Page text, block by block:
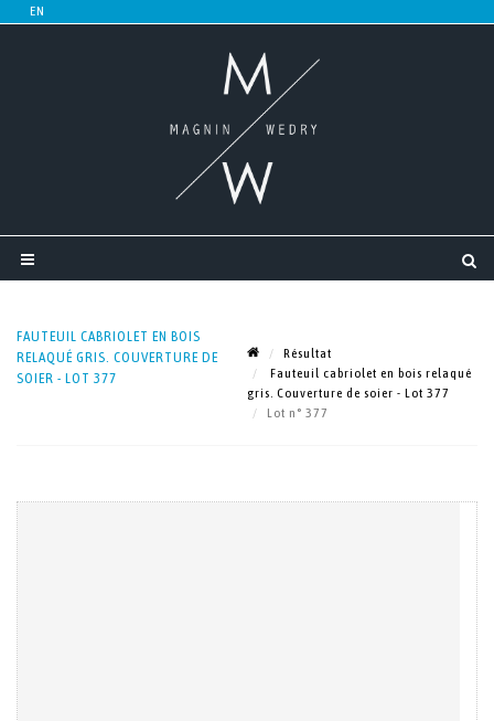
FAUTEUIL CABRIOLET EN BOIS
RELAQUÉ GRIS. COUVERTURE DE
SOIER - LOT 377
Résultat
Fauteuil cabriolet en bois relaqué
gris. Couverture de soier - Lot 377
Lot n° 377